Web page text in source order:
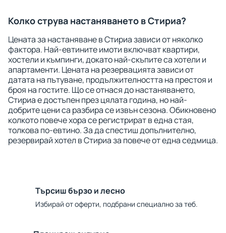
Колко струва настаняването в Стириа?
Цената за настаняване в Стириа зависи от няколко
фактора. Най-евтините имоти включват квартири,
хостели и къмпинги, докато най-скъпите са хотели и
апартаменти. Цената на резервацията зависи от
датата на пътуване, продължителността на престоя и
броя на гостите. Що се отнася до настаняването,
Стириа е достъпен през цялата година, но най-
добрите цени са разбира се извън сезона. Обикновено
колкото повече хора се регистрират в една стая,
толкова по-евтино. За да спестиш допълнително,
резервирай хотел в Стириа за повече от една седмица.
Търсиш бързо и лесно
Избирай от оферти, подбрани специално за теб.